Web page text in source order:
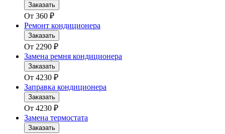
Заказать
От 360 ₽
Ремонт кондиционера
Заказать
От 2290 ₽
Замена ремня кондиционера
Заказать
От 4230 ₽
Заправка кондиционера
Заказать
От 4230 ₽
Замена термостата
Заказать